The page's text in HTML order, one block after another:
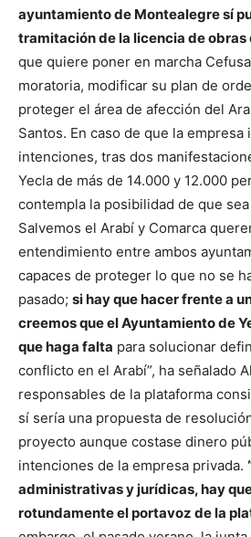
ayuntamiento de Montealegre sí
tramitación de la licencia de obras
que quiere poner en marcha
moratoria, modificar su plan de
proteger el área de afección del
Santos. En caso de que la empresa
intenciones, tras dos
Yecla de más de 14.000 y 12.000
contempla la posibilidad de que
Salvemos el Arabí y Comarca
entendimiento entre ambos
capaces de proteger lo que no se
pasado; si hay que hacer frente a
creemos que el Ayuntamiento de
que haga falta para solucionar
conflicto en el Arabí”, ha señalado
responsables de la plataforma
sí sería una propuesta de
proyecto aunque costase dinero
intenciones de la empresa privada.
administrativas y jurídicas, hay
rotundamente el portavoz de la